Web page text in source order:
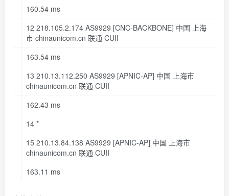
160.54 ms
12 218.105.2.174 AS9929 [CNC-BACKBONE] 中国 上海
市 chinaunicom.cn 联通 CUII
163.54 ms
13 210.13.112.250 AS9929 [APNIC-AP] 中国 上海市
chinaunicom.cn 联通 CUII
162.43 ms
14 *
15 210.13.84.138 AS9929 [APNIC-AP] 中国 上海市
chinaunicom.cn 联通 CUII
163.11 ms